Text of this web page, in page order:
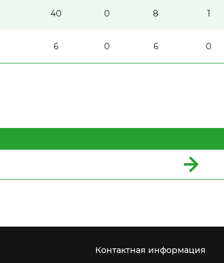
40 0 8 1
6 0 6 0
Контактная информация